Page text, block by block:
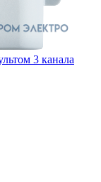
3 канала